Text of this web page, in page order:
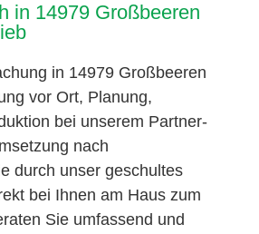
in 14979 Großbeeren
in 14979 Großbeeren
vor Ort, Planung,
bei unserem Partner-
nach
durch unser geschultes
bei Ihnen am Haus zum
Sie umfassend und